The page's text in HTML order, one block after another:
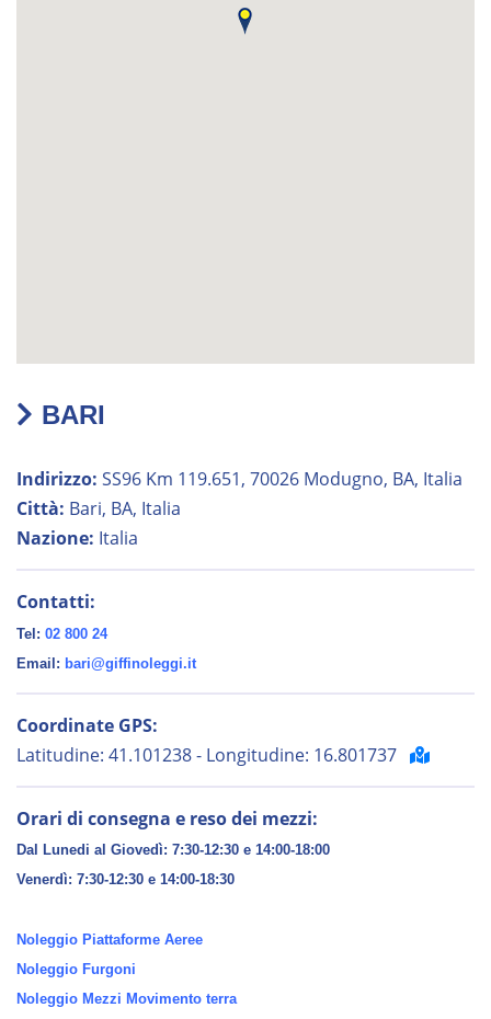
BARI
Indirizzo: SS96 Km 119.651, 70026 Modugno, BA, Italia
Città: Bari, BA, Italia
Nazione: Italia
Contatti:
Tel: 02 800 24
Email: bari@giffinoleggi.it
Coordinate GPS:
Latitudine: 41.101238 - Longitudine: 16.801737
Orari di consegna e reso dei mezzi:
Dal Lunedi al Giovedì: 7:30-12:30 e 14:00-18:00
Venerdì: 7:30-12:30 e 14:00-18:30
Noleggio Piattaforme Aeree
Noleggio Furgoni
Noleggio Mezzi Movimento terra